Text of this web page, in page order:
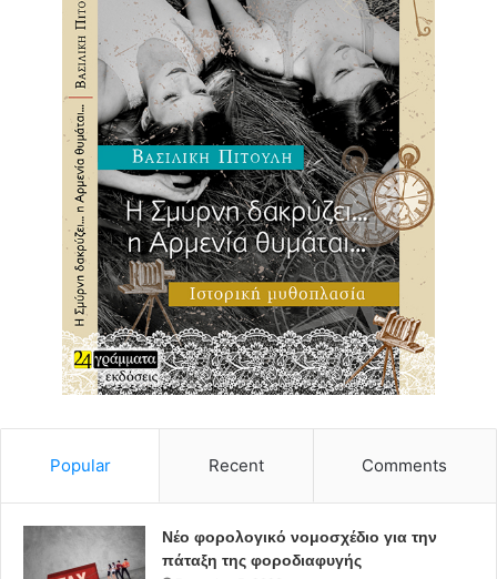
Popular Recent Comments
Νέο φορολογικό νομοσχέδιο για την
πάταξη της φοροδιαφυγής